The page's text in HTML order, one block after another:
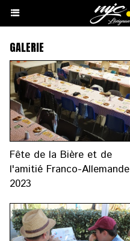
GALERIE
Fête de la Bière et de
l'amitié Franco-Allemande
2023